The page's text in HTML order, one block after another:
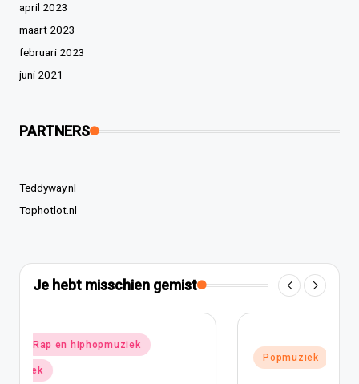
april 2023
maart 2023
februari 2023
juni 2021
PARTNERS
Teddyway.nl
Tophotlot.nl
Je hebt misschien gemist
Geplaatst
in
Popmuziek Russische muziek